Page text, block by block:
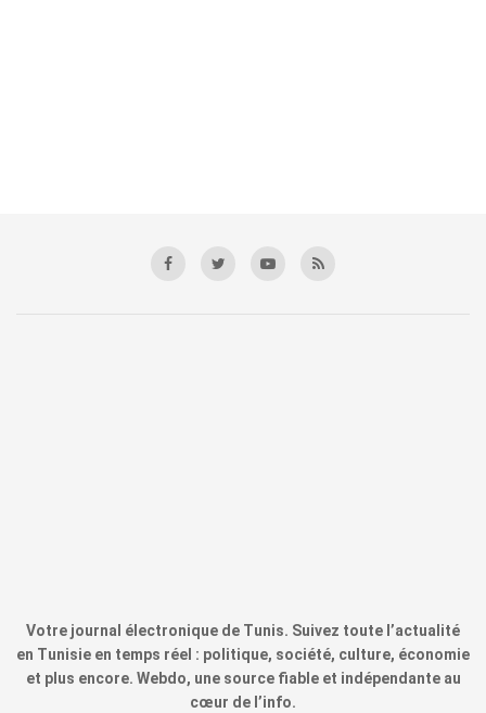
Votre journal électronique de Tunis. Suivez toute l’actualité
en Tunisie en temps réel : politique, société, culture, économie
et plus encore. Webdo, une source fiable et indépendante au
cœur de l’info.